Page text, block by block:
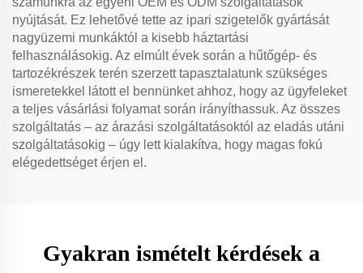
nyújtását. Ez lehetővé tette az ipari szigetelők gyártását
nagyüzemi munkáktól a kisebb háztartási
felhasználásokig. Az elmúlt évek során a hűtőgép- és
tartozékrészek terén szerzett tapasztalatunk szükséges
ismeretekkel látott el bennünket ahhoz, hogy az ügyfeleket
a teljes vásárlási folyamat során irányíthassuk. Az összes
szolgáltatás – az árazási szolgáltatásoktól az eladás utáni
szolgáltatásokig – úgy lett kialakítva, hogy magas fokú
elégedettséget érjen el.
Gyakran ismételt kérdések a